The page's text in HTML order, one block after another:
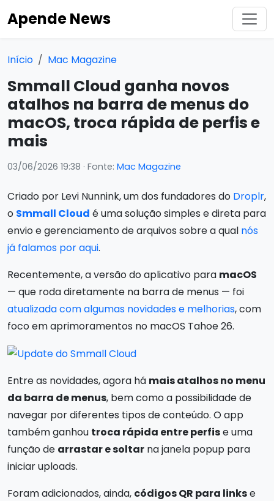
Apende News
Início Mac Magazine
Smmall Cloud ganha novos
atalhos na barra de menus do
macOS, troca rápida de perfis e
mais
03/06/2026 19:38 · Fonte: Mac Magazine
Criado por Levi Nunnink, um dos fundadores do Droplr,
o Smmall Cloud é uma solução simples e direta para
envio e gerenciamento de arquivos sobre a qual nós
já falamos por aqui.
Recentemente, a versão do aplicativo para macOS
— que roda diretamente na barra de menus — foi
atualizada com algumas novidades e melhorias, com
foco em aprimoramentos no macOS Tahoe 26.
Entre as novidades, agora há mais atalhos no menu
da barra de menus, bem como a possibilidade de
navegar por diferentes tipos de conteúdo. O app
também ganhou troca rápida entre perfise uma
função de arrastar e soltar na janela popup para
iniciar uploads.
Foram adicionados, ainda, códigos QR para linkse